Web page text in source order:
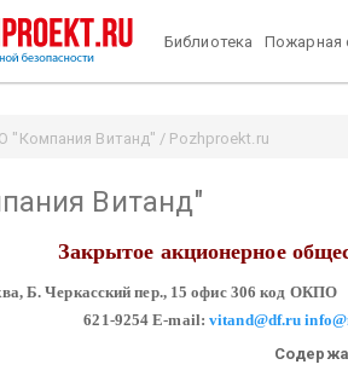
Библиотека Пожарная
"Компания Витанд" / Pozhproekt.ru
Витанд"
Закрытое акционерное
Б. Черкасский пер., 15 офис 306 код ОКПО
621-9254 E-mail:vitand@df.ru